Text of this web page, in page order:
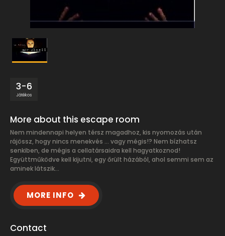
3-6
Játékos
More about this escape room
Nem mindennapi helyen térsz magadhoz, kis nyomozás után
rájössz, hogy nincs menekvés ... vagy mégis!? Nem bízhatsz
senkiben, de mégis a cellatársaidra kell hagyatkoznod!
Együttműködve kell kijutni, egy őrült házából, ahol semmi sem az
aminek látszik...
MORE INFO
Contact